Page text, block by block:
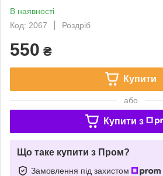
В наявності
Код: 2067
Роздріб
550 ₴
Купити
або
Купити з
Що таке купити з Пром?
Замовлення під захистом